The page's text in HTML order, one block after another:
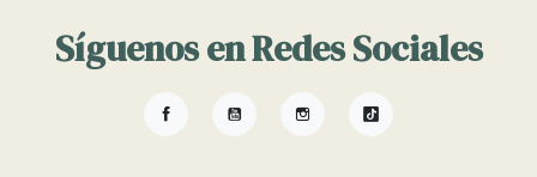
Síguenos en Redes Sociales
FacebookYouTubeInstagramTikTok